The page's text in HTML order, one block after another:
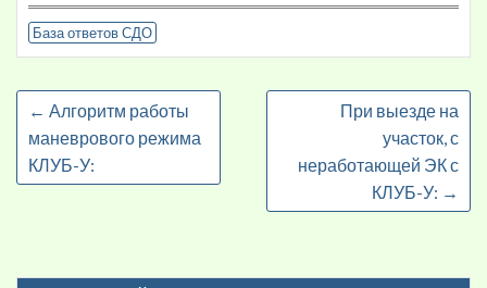
База ответов СДО
← Алгоритм работы
маневрового режима
КЛУБ-У:
При выезде на
участок, с
неработающей ЭК с
КЛУБ-У: →